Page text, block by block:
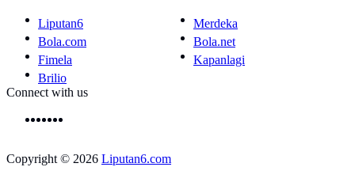
Liputan6
Merdeka
Bola.com
Bola.net
Fimela
Kapanlagi
Brilio
Connect with us
Copyright © 2026 Liputan6.com